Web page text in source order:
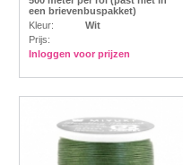
een brievenbuspakket)
Kleur:
Wit
Prijs:
Inloggen voor prijzen